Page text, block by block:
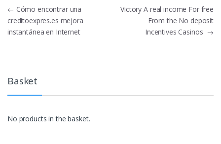
Post
navigation
← Cómo encontrar una
creditoexpres.es mejora
instantánea en Internet
Victory A real income For free
From the No deposit
Incentives Casinos →
Basket
No products in the basket.